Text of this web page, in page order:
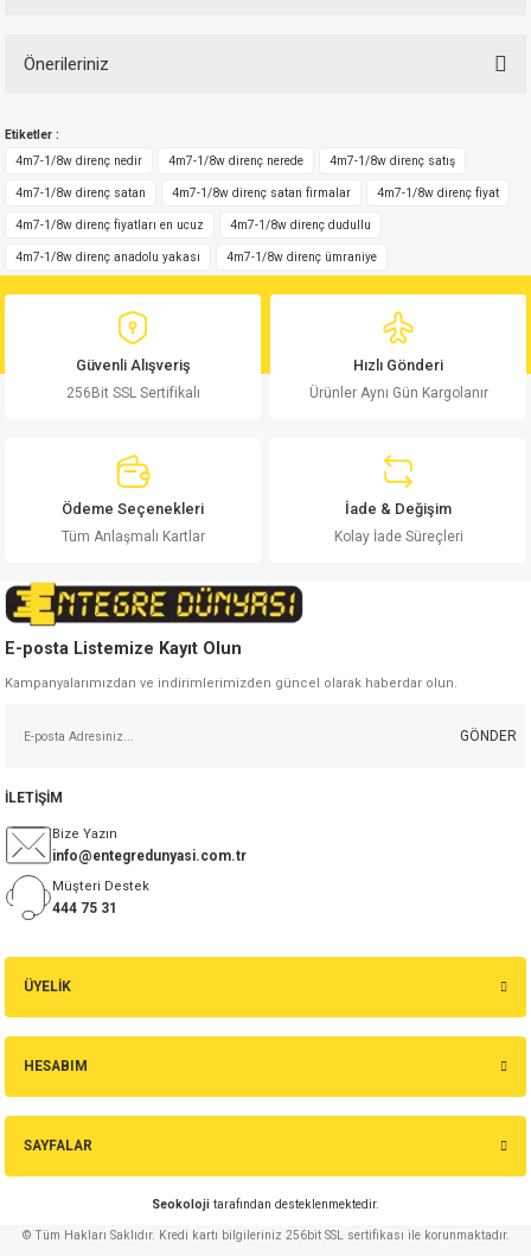
Önerileriniz
yetersiz gördüğünüz noktaları öneri formunu kullanarak tarafımıza
iletebilirsiniz.
Ürün açıklamasında eksik bilgiler bulunuyor.
Ürün bilgilerinde hatalar bulunuyor.
Ürün fiyatı diğer sitelerden daha pahalı.
Bu ürüne benzer farklı alternatifler olmalı.
Etiketler :
4m7-1/8w direnç nedir
4m7-1/8w direnç nerede 4m7-1/8w direnç satış
4m7-1/8w direnç satan 4m7-1/8w direnç satan firmalar 4m7-1/8w direnç fiyat
4m7-1/8w direnç fiyatları en ucuz 4m7-1/8w direnç dudullu
4m7-1/8w direnç anadolu yakası 4m7-1/8w direnç ümraniye
Güvenli Alışveriş
256Bit SSL Sertifikalı
Hızlı Gönderi
Ürünler Aynı Gün Kargolanır
Ödeme Seçenekleri
Tüm Anlaşmalı Kartlar
İade & Değişim
Kolay İade Süreçleri
E-posta Listemize Kayıt Olun
Kampanyalarımızdan ve indirimlerimizden güncel olarak haberdar olun.
GÖNDER
ÜYELİK
HESABIM
SAYFALAR
Seokoloji tarafından desteklenmektedir.
İLETİŞİM
Bize Yazın
info@entegredunyasi.com.tr
Müşteri Destek
444 75 31
© Tüm Hakları Saklıdır. Kredi kartı bilgileriniz 256bit SSL sertifikası ile korunmaktadır.